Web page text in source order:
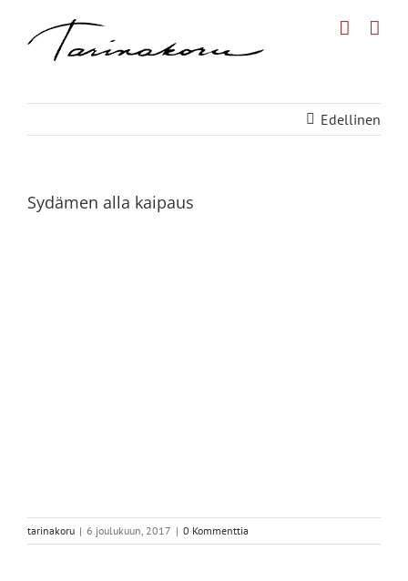
Edellinen
Sydämen alla kaipaus
tarinakoru | 6 joulukuun, 2017 | 0 Kommenttia